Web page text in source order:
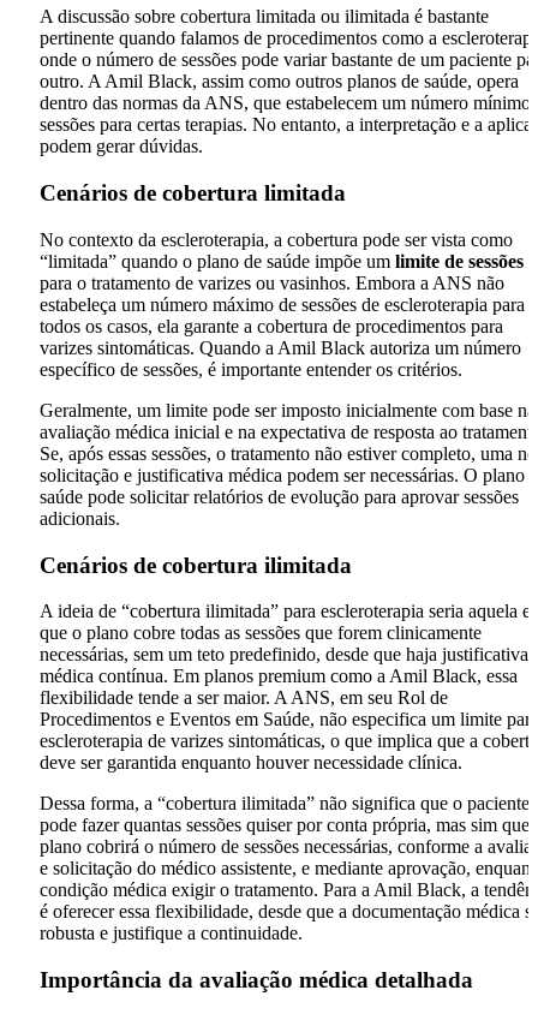
A discussão sobre cobertura limitada ou ilimitada é bastante
pertinente quando falamos de procedimentos como a
onde o número de sessões pode variar bastante de um paciente
outro. A Amil Black, assim como outros planos de saúde, opera
dentro das normas da ANS, que estabelecem um número mínimo
sessões para certas terapias. No entanto, a interpretação e a
podem gerar dúvidas.
Cenários de cobertura limitada
No contexto da escleroterapia, a cobertura pode ser vista como
“limitada” quando o plano de saúde impõe um limite de sessões
para o tratamento de varizes ou vasinhos. Embora a ANS não
estabeleça um número máximo de sessões de escleroterapia para
todos os casos, ela garante a cobertura de procedimentos para
varizes sintomáticas. Quando a Amil Black autoriza um número
específico de sessões, é importante entender os critérios.
Geralmente, um limite pode ser imposto inicialmente com base na
avaliação médica inicial e na expectativa de resposta ao
Se, após essas sessões, o tratamento não estiver completo, uma
solicitação e justificativa médica podem ser necessárias. O plano
saúde pode solicitar relatórios de evolução para aprovar sessões
adicionais.
Cenários de cobertura ilimitada
A ideia de “cobertura ilimitada” para escleroterapia seria aquela
que o plano cobre todas as sessões que forem clinicamente
necessárias, sem um teto predefinido, desde que haja justificativa
médica contínua. Em planos premium como a Amil Black, essa
flexibilidade tende a ser maior. A ANS, em seu Rol de
Procedimentos e Eventos em Saúde, não especifica um limite
escleroterapia de varizes sintomáticas, o que implica que a
deve ser garantida enquanto houver necessidade clínica.
Dessa forma, a “cobertura ilimitada” não significa que o paciente
pode fazer quantas sessões quiser por conta própria, mas sim que
plano cobrirá o número de sessões necessárias, conforme a
e solicitação do médico assistente, e mediante aprovação,
condição médica exigir o tratamento. Para a Amil Black, a
é oferecer essa flexibilidade, desde que a documentação médica
robusta e justifique a continuidade.
Importância da avaliação médica detalhada